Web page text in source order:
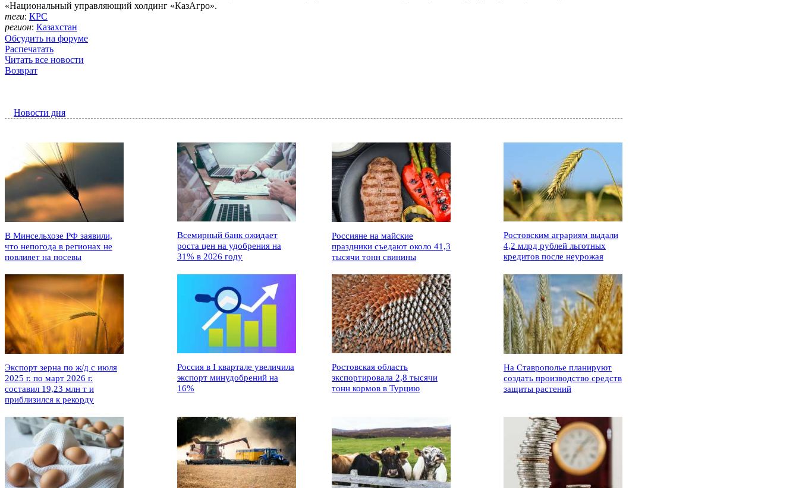
«Национальный управляющий холдинг «КазАгро».
теги: КРС
регион: Казахстан
Обсудить на форуме
Распечатать
Читать все новости
Возврат
Новости дня
В Минсельхозе РФ заявили,
что непогода в регионах не
повлияет на посевы
Всемирный банк ожидает
роста цен на удобрения на
31% в 2026 году
Россияне на майские
праздники съедают около 41,3
тысячи тонн свинины
Ростовским аграриям выдали
4,2 млрд рублей льготных
кредитов после неурожая
Экспорт зерна по ж/д с июля
2025 г. по март 2026 г.
составил 19,23 млн т и
приблизился к рекорду
Россия в I квартале увеличила
экспорт минудобрений на
16%
Ростовская область
экспортировала 2,8 тысячи
тонн кормов в Турцию
На Ставрополье планируют
создать производство средств
защиты растений